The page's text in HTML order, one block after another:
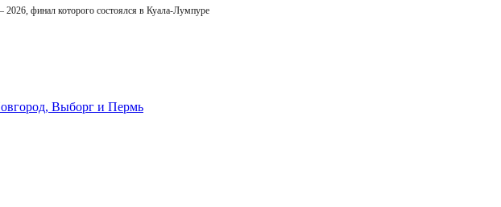
финал которого состоялся в Куала-Лумпуре